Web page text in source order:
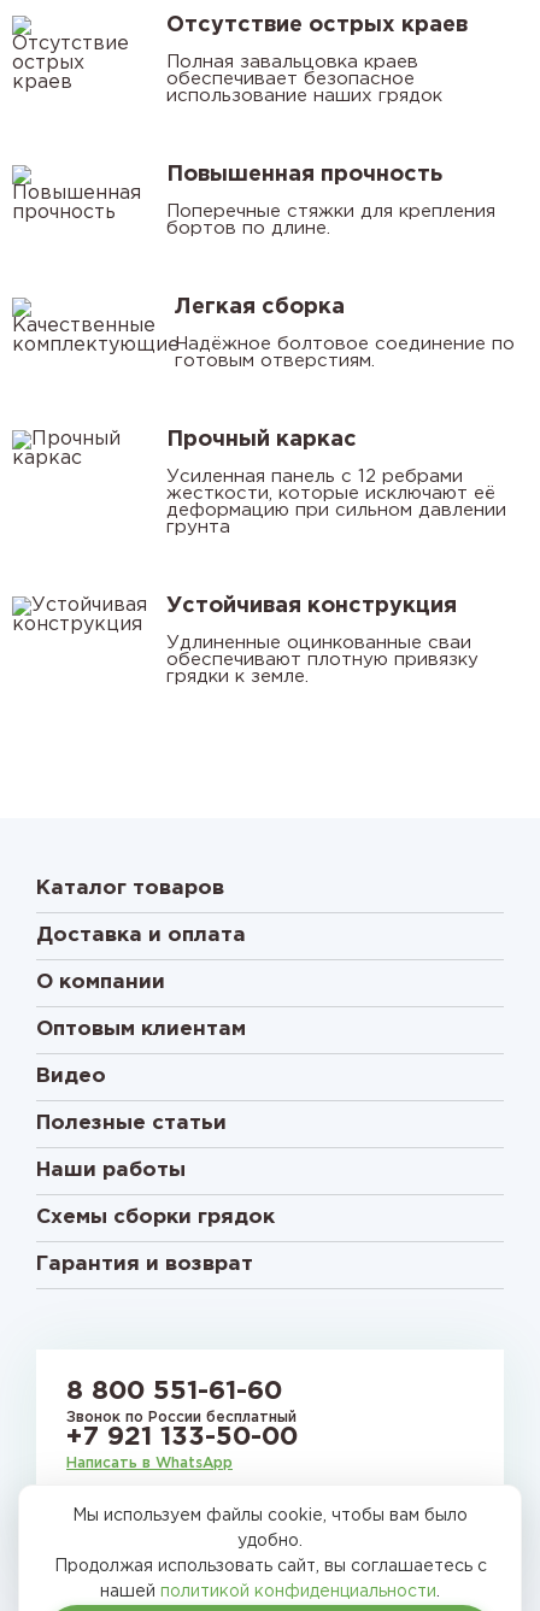
Мы используем файлы cookie, чтобы вам было
удобно.
Продолжая использовать сайт, вы соглашаетесь с
нашей политикой конфиденциальности
Отсутствие острых краев
Полная завальцовка краев
обеспечивает безопасное
использование наших грядок
Повышенная прочность
Поперечные стяжки для крепления
бортов по длине.
Легкая сборка
Надёжное болтовое соединение по
готовым отверстиям.
Прочный каркас
Усиленная панель с 12 ребрами
жесткости, которые исключают её
деформацию при сильном давлении
грунта
Устойчивая конструкция
Удлиненные оцинкованные сваи
обеспечивают плотную привязку
грядки к земле.
Каталог товаров
Доставка и оплата
О компании
Оптовым клиентам
Видео
Полезные статьи
Наши работы
Схемы сборки грядок
Гарантия и возврат
8 800 551-61-60
Звонок по России бесплатный
+7 921 133-50-00
Написать в WhatsApp